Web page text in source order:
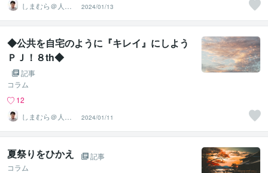
しまむら＠人事
コンサルタント
2024/01/13
◆公共を自宅のように『キレイ』にしよう
ＰＪ！８th◆
記事
コラム
12
しまむら＠人事
コンサルタント
2024/01/11
夏祭りをひかえ
記事
コラム